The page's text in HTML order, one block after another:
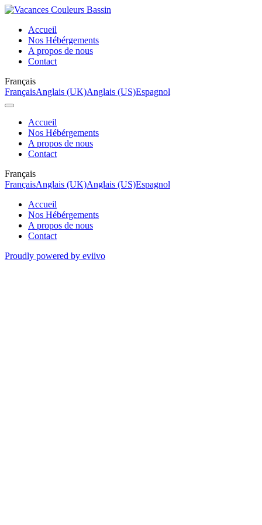
Accueil
Nos Hébérgements
A propos de nous
Contact
Français
FrançaisAnglais (UK)Anglais (US)Espagnol
Accueil
Nos Hébérgements
A propos de nous
Contact
Français
FrançaisAnglais (UK)Anglais (US)Espagnol
Accueil
Nos Hébérgements
A propos de nous
Contact
Proudly powered by eviivo